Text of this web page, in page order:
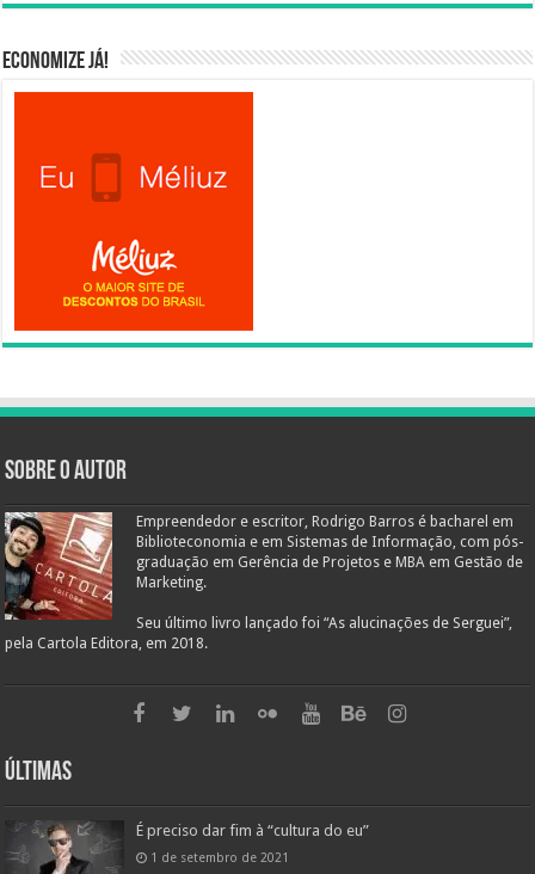
Economize já!
Sobre o autor
Empreendedor e escritor, Rodrigo Barros é bacharel em
Biblioteconomia e em Sistemas de Informação, com pós-
graduação em Gerência de Projetos e MBA em Gestão de
Marketing.
Seu último livro lançado foi “As alucinações de Serguei”,
pela Cartola Editora, em 2018.
Últimas
É preciso dar fim à “cultura do eu”
1 de setembro de 2021